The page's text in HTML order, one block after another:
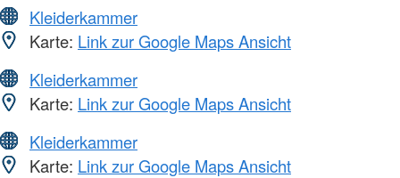
Kleiderkammer
Karte: Link zur Google Maps Ansicht
Kleiderkammer
Karte: Link zur Google Maps Ansicht
Kleiderkammer
Karte: Link zur Google Maps Ansicht